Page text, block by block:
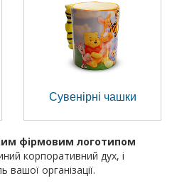
Сувенірні чашки
фірмовим логотипом
корпоративний дух, і
вашої організації.